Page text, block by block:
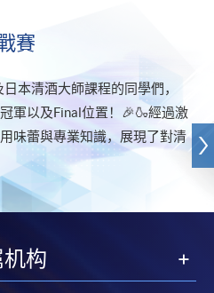
賽
本清酒大師課程的同學們，
軍以及Final位置！🎉🍶經過激
味蕾與專業知識，展現了對清
构